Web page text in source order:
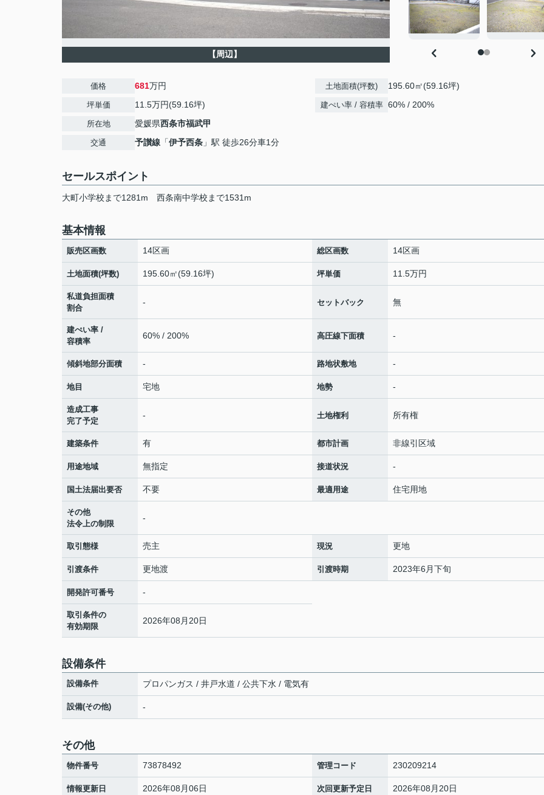
【周辺】
価格 681万円
坪単価 11.5万円(59.16坪)
所在地 愛媛県西条市福武甲
交通 予讃線 「伊予西条 」駅 徒歩26分車1分
土地面積(坪数) 195.60㎡(59.16坪)
建ぺい率 / 容積率 60% / 200%
セールスポイント
大町小学校まで1281m 西条南中学校まで1531m
基本情報
販売区画数 14区画 総区画数 14区画
土地面積(坪数) 195.60㎡(59.16坪) 坪単価 11.5万円
私道負担面積
割合
- セットバック 無
建ぺい率 /
容積率
60% / 200% 高圧線下面積 -
傾斜地部分面積 - 路地状敷地 -
地目 宅地 地勢 -
造成工事
完了予定
- 土地権利 所有権
建築条件 有 都市計画 非線引区域
用途地域 無指定 接道状況 -
国土法届出要否 不要 最適用途 住宅用地
その他
法令上の制限
-
取引態様 売主 現況 更地
引渡条件 更地渡 引渡時期 2023年6月下旬
開発許可番号 -
取引条件の
有効期限
2026年08月20日
設備条件
設備条件 プロパンガス / 井戸水道 / 公共下水 / 電気有
設備(その他) -
その他
物件番号 73878492 管理コード 230209214
情報更新日 2026年08月06日 次回更新予定日 2026年08月20日